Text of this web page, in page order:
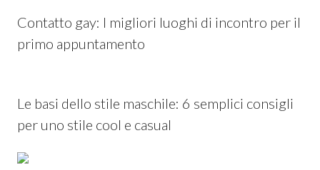
Contatto gay: I migliori luoghi di incontro per il
primo appuntamento
Le basi dello stile maschile: 6 semplici consigli
per uno stile cool e casual